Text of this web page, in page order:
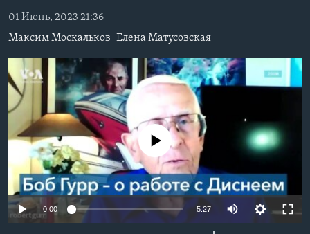
ДЕТАЛИ
НЬЮ-ЙОРК NEW YORK
АМЕРИКА. БОЛЬШОЕ ПУТЕШЕСТВИЕ
АМЕРИКАНСКИЕ ГОРОДКИ
ТЕСТЫ
УЧИМ АНГЛИЙСКИЙ
ВИДЕО
ПОДПИСКА НА НОВОСТИ
Learning English
СОЦИАЛЬНЫЕ СЕТИ
Языки
01 Июнь, 2023 21:36
Максим Москальков Елена Матусовская
No media source currently available
0:00 5:27